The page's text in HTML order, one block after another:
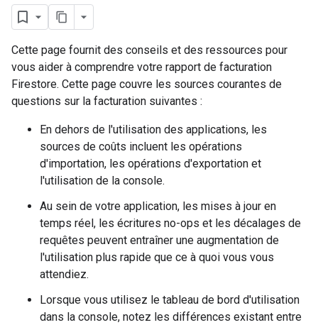
Cette page fournit des conseils et des ressources pour
vous aider à comprendre votre rapport de facturation
Firestore. Cette page couvre les sources courantes de
questions sur la facturation suivantes :
En dehors de l'utilisation des applications, les
sources de coûts incluent les opérations
d'importation, les opérations d'exportation et
l'utilisation de la console.
Au sein de votre application, les mises à jour en
temps réel, les écritures no-ops et les décalages de
requêtes peuvent entraîner une augmentation de
l'utilisation plus rapide que ce à quoi vous vous
attendiez.
Lorsque vous utilisez le tableau de bord d'utilisation
dans la console, notez les différences existant entre